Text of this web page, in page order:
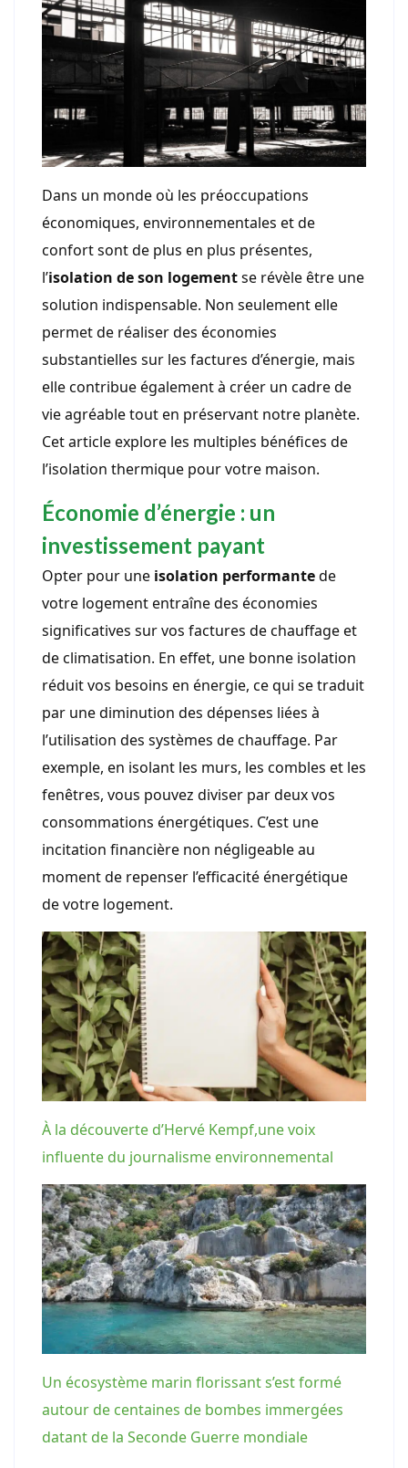
Dans un monde où les préoccupations
économiques, environnementales et de
confort sont de plus en plus présentes,
l’isolation de son logementse révèle être une
solution indispensable. Non seulement elle
permet de réaliser des économies
substantielles sur les factures d’énergie, mais
elle contribue également à créer un cadre de
vie agréable tout en préservant notre planète.
Cet article explore les multiples bénéfices de
l’isolation thermique pour votre maison.
Économie d’énergie : un
investissement payant
Opter pour une isolation performantede
votre logement entraîne des économies
significatives sur vos factures de chauffage et
de climatisation. En effet, une bonne isolation
réduit vos besoins en énergie, ce qui se traduit
par une diminution des dépenses liées à
l’utilisation des systèmes de chauffage. Par
exemple, en isolant les murs, les combles et les
fenêtres, vous pouvez diviser par deux vos
consommations énergétiques. C’est une
incitation financière non négligeable au
moment de repenser l’efficacité énergétique
de votre logement.
À la découverte d’Hervé Kempf,une voix
influente du journalisme environnemental
Un écosystème marin florissant s’est formé
autour de centaines de bombes immergées
datant de la Seconde Guerre mondiale